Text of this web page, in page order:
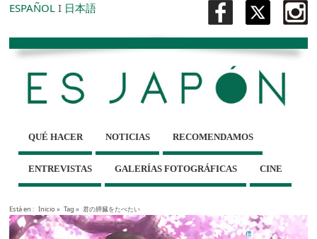
ESPAÑOL I 日本語
QUÉ HACER NOTICIAS RECOMENDAMOS
ENTREVISTAS GALERÍAS FOTOGRÁFICAS CINE
Está en : Inicio» Tag » 君の膵臓をたべたい